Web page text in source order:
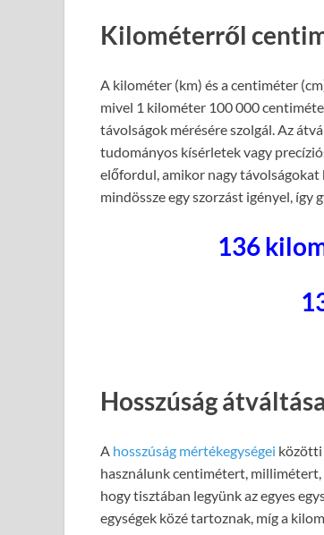
Kilométerről
A kilométer (km) és a centiméter
mivel 1 kilométer 100 000
távolságok mérésére szolgál. Az
tudományos kísérletek vagy
előfordul, amikor nagy távolságokat
mindössze egy szorzást igényel, így
136
Hosszúság átváltása
A hosszúság mértékegységei közötti
használunk centimétert,
hogy tisztában legyünk az egyes
egységek közé tartoznak, míg a